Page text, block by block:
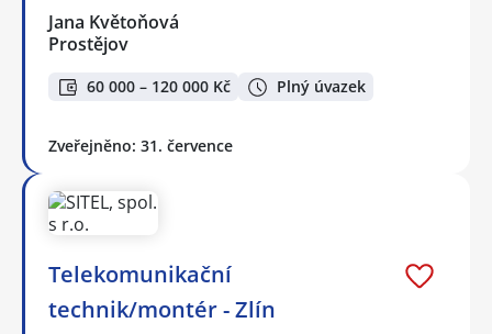
Jana Květoňová
Prostějov
60 000 – 120 000 Kč Plný úvazek
Zveřejněno: 31. července
Telekomunikační
technik/montér - Zlín